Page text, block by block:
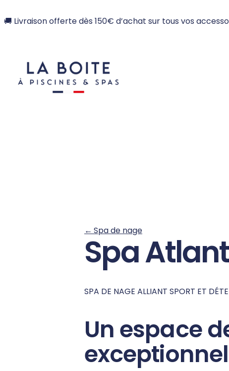
🚚 Livraison offerte dès 150€ d’achat sur tous vos
← Spa de nage
Spa
SPA DE NAGE ALLIANT SPORT ET
Un espace